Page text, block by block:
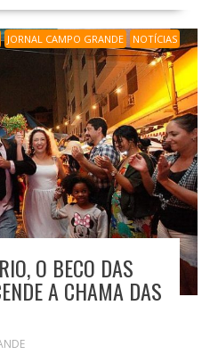
JORNAL CAMPO GRANDE NOTÍCIAS
O BECO DAS
A CHAMA DAS